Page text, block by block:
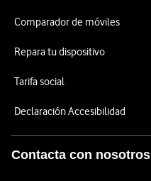
Comparador de móviles
Repara tu dispositivo
Tarifa social
Declaración Accesibilidad
Contacta con nosotros